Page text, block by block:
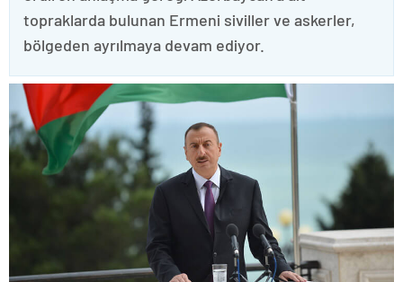
topraklarda bulunan Ermeni siviller ve askerler,
bölgeden ayrılmaya devam ediyor.